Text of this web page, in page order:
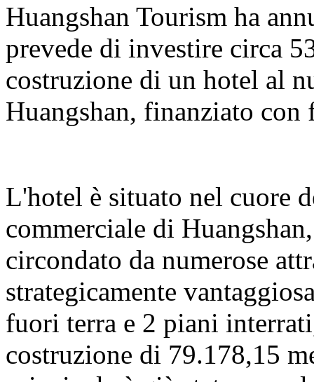
Huangshan Tourism ha
prevede di investire circa
costruzione di un hotel al
Huangshan, finanziato
L'hotel è situato nel cuore
commerciale di
circondato da numerose
strategicamente
fuori terra e 2 piani
costruzione di 79.178,15